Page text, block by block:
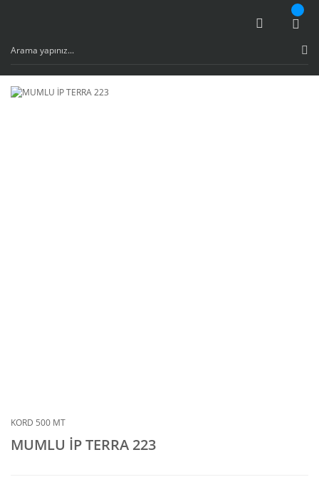
KORD 500 MT
MUMLU İP TERRA 223